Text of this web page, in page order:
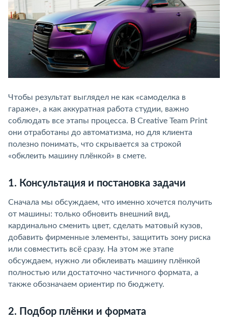
Чтобы результат выглядел не как «самоделка в
гараже», а как аккуратная работа студии, важно
соблюдать все этапы процесса. В Creative Team Print
они отработаны до автоматизма, но для клиента
полезно понимать, что скрывается за строкой
«обклеить машину плёнкой» в смете.
1. Консультация и постановка задачи
Сначала мы обсуждаем, что именно хочется получить
от машины: только обновить внешний вид,
кардинально сменить цвет, сделать матовый кузов,
добавить фирменные элементы, защитить зону риска
или совместить всё сразу. На этом же этапе
обсуждаем, нужно ли обклеивать машину плёнкой
полностью или достаточно частичного формата, а
также обозначаем ориентир по бюджету.
2. Подбор плёнки и формата